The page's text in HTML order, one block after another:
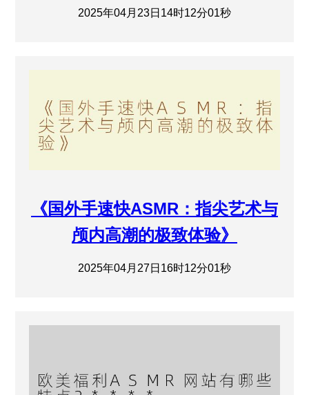
2025年04月23日14时12分01秒
《国外手速快ASMR：指尖艺术与
颅内高潮的极致体验》
2025年04月27日16时12分01秒